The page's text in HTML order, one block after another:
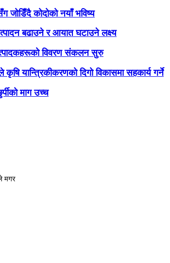
जोडिँदै कोदोको नयाँ भविष्य
बढाउने र आयात घटाउने लक्ष्य
विवरण संकलन सुरु
कृषि यान्त्रिकीकरणको दिगो विकासमा सहकार्य गर्ने
माग उच्च
मगर